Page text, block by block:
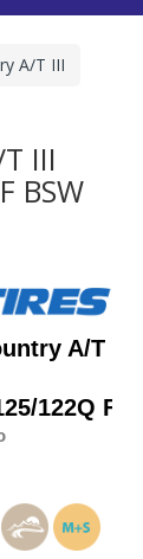
A/T III
III
BSW
A/T
122Q F